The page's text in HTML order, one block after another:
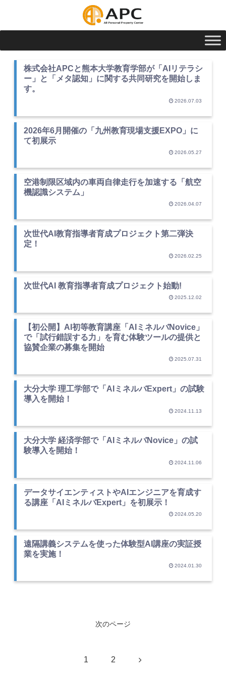
株式会社APCと熊本大学教育学部が「AIリテラシ
ー」と「メタ認知」に関する共同研究を開始しま
す。
2026.07.03
2026年6月開催の「九州教育現場支援EXPO」に
て初展示
2026.05.27
空港制限区域内の車両自律走行を加速する「航空
機認識システム」
2026.04.07
次世代AI教育指導者育成プロジェクト第二弾決
定！
2026.02.25
次世代AI 教育指導者育成プロジェクト始動!
2025.12.02
【初公開】AI初等教育講座「AIミネルバNovice」
で「試行錯誤する力」を育む体験ツールの提供と
協賛企業の募集を開始
2025.07.31
大分大学 理工学部で「AIミネルバExpert」の試験
導入を開始！
2024.11.13
大分大学 経済学部で「AIミネルバNovice」の試
験導入を開始！
2024.11.06
データサイエンティストやAIエンジニアを育成す
る講座「AIミネルバExpert」を初展示！
2024.05.20
遠隔講義システムを使った体験型AI講座の実証授
業を実施！
2024.01.30
次のページ
1 2 次